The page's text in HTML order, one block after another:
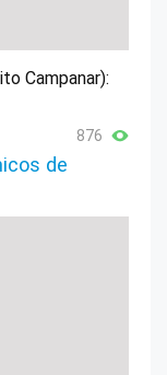
Campanar):
876
de